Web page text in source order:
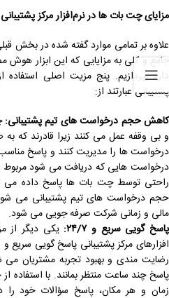
مزایای چت بات ‌ها در نرم‌افزار مرکز پشتیبانی
علاوه بر تمامی موارد گفته شده در
جامع و کلی به مزایایی که این ابزار هوش
دارد بپردازیم. پنج مزیت اصلی
پشتیبانی عبارتند از:
کاهش حجم درخواست‌ های تیم پشتیبانی:
و بی وقفه عمل می کنند زیرا قادرند که
درخواست ها را مدیریت کنند و پاسخ مناسب
درخواست هایی که دریافت می شود مربوط
راحتی توسط چت بات ها پاسخ داده می
حجم درخواست ‌های تیم پشتیبانی می
مالی و زمانی شرکت صرفه جویی می شود.
پاسخ‌ گویی سریع و ۲۴/۷:
یکی دیگر از
رضایت مندی و بهبود تجربه مشتریان
پاسخ چند ساعت منتظر بمانند. با استفاده
زمان و هر مکان، پاسخ سؤالات خود را